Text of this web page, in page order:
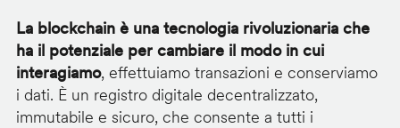
La blockchain è una tecnologia rivoluzionaria che
ha il potenziale per cambiare il modo in cui
interagiamo, effettuiamo transazioni e conserviamo
i dati. È un registro digitale decentralizzato,
immutabile e sicuro, che consente a tutti i